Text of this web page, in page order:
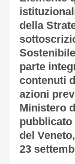
della
parte
contenuti
azioni
Ministero
pubblicato
del
23